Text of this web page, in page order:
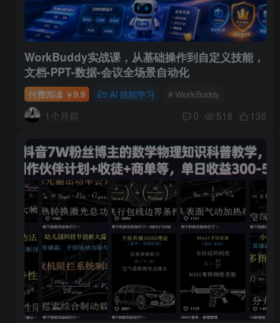
WorkBuddy实战课，从基础操作到自定义技能，
文档-PPT-数据-会议全场景自动化
付费阅读 ￥9.9 AI 技能学习 # WorkBuddy
1个月前 0 518 136